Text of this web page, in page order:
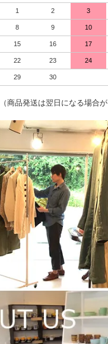
1 2 3
8 9 10
15 16 17
22 23 24
29 30
商品発送は翌日になる場合が